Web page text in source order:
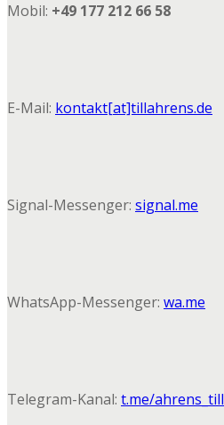
Mobil: +49 177 212 66 58
E-Mail: kontakt[at]tillahrens.de
Signal-Messenger: signal.me
WhatsApp-Messenger: wa.me
Telegram-Kanal: t.me/ahrens_till